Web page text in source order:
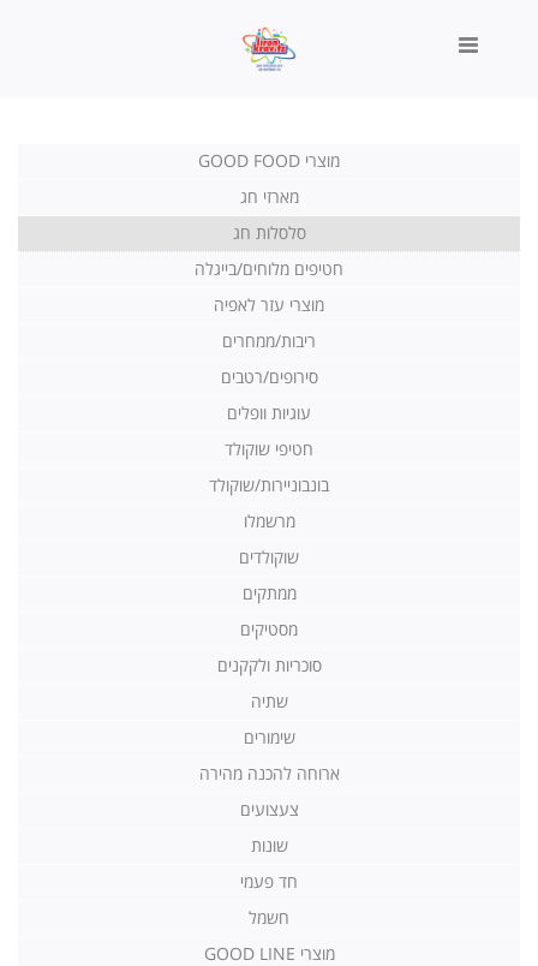
מוצרי GOOD FOOD
מארזי חג
סלסלות חג
חטיפים מלוחים/בייגלה
מוצרי עזר לאפיה
ריבות/ממחרים
סירופים/רטבים
עוגיות וופלים
חטיפי שוקולד
בונבוניירות/שוקולד
מרשמלו
שוקולדים
ממתקים
מסטיקים
סוכריות ולקקנים
שתיה
שימורים
ארוחה להכנה מהירה
צעצועים
שונות
חד פעמי
חשמל
מוצרי GOOD LINE